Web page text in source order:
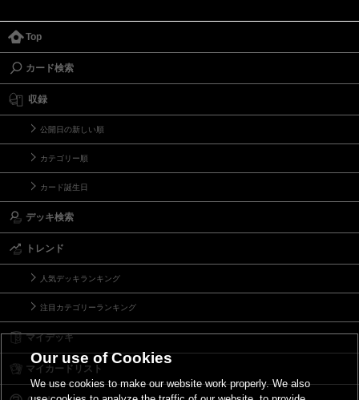
Top
カード検索
収録
公開日の新しい順
カテゴリー順
カード誕生日
デッキ検索
トレンド
人気デッキランキング
注目カテゴリーランキング
マイデッキ
マイカードリスト
Our use of Cookies
We use cookies to make our website work properly. We also